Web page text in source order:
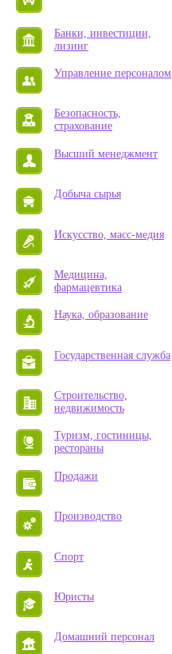
Банки, инвестиции,
лизинг
Управление персоналом
Безопасность,
страхование
Высший менеджмент
Добыча сырья
Искусство, масс-медия
Медицина,
фармацевтика
Наука, образование
Государственная служба
Строительство,
недвижимость
Туризм, гостиницы,
рестораны
Продажи
Производство
Спорт
Юристы
Домашний персонал